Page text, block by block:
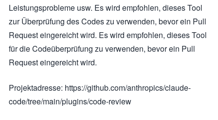
Leistungsprobleme usw. Es wird empfohlen, dieses Tool
zur Überprüfung des Codes zu verwenden, bevor ein Pull
Request eingereicht wird. Es wird empfohlen, dieses Tool
für die Codeüberprüfung zu verwenden, bevor ein Pull
Request eingereicht wird.
Projektadresse: https://github.com/anthropics/claude-
code/tree/main/plugins/code-review